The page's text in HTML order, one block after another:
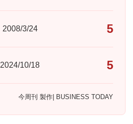
2008/3/24 579
2024/10/18 566
今周刊 製作| BUSINESS TODAY